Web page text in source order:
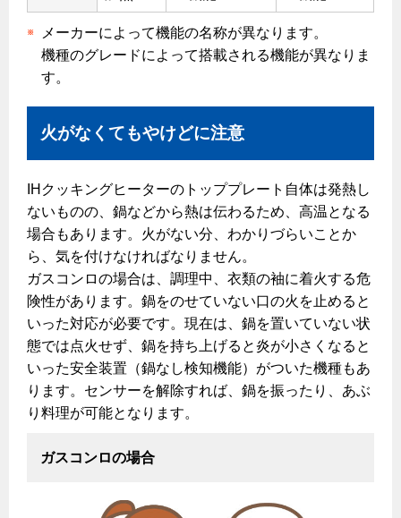
メーカーによって機能の名称が異なります。
機種のグレードによって搭載される機能が異なりま
す。
火がなくてもやけどに注意
IHクッキングヒーターのトッププレート自体は発熱し
ないものの、鍋などから熱は伝わるため、高温となる
場合もあります。火がない分、わかりづらいことか
ら、気を付けなければなりません。
ガスコンロの場合は、調理中、衣類の袖に着火する危
険性があります。鍋をのせていない口の火を止めると
いった対応が必要です。現在は、鍋を置いていない状
態では点火せず、鍋を持ち上げると炎が小さくなると
いった安全装置（鍋なし検知機能）がついた機種もあ
ります。センサーを解除すれば、鍋を振ったり、あぶ
り料理が可能となります。
ガスコンロの場合